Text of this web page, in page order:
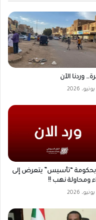
وردنا الآن
بحكومة “تأسيس” يتعرض إلى
ومحاولة نهب !!